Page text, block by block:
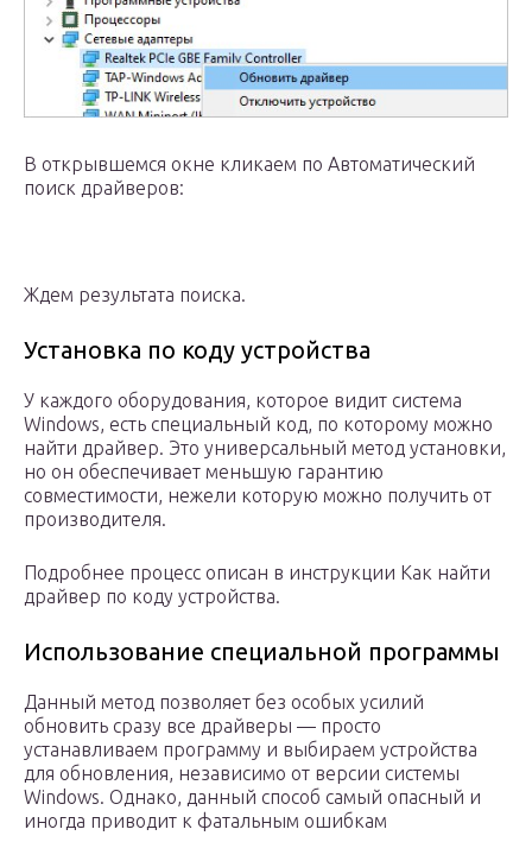
В открывшемся окне кликаем по Автоматический
поиск драйверов:
Ждем результата поиска.
Установка по коду устройства
У каждого оборудования, которое видит система
Windows, есть специальный код, по которому можно
найти драйвер. Это универсальный метод установки,
но он обеспечивает меньшую гарантию
совместимости, нежели которую можно получить от
производителя.
Подробнее процесс описан в инструкции Как найти
драйвер по коду устройства.
Использование специальной программы
Данный метод позволяет без особых усилий
обновить сразу все драйверы — просто
устанавливаем программу и выбираем устройства
для обновления, независимо от версии системы
Windows. Однако, данный способ самый опасный и
иногда приводит к фатальным ошибкам